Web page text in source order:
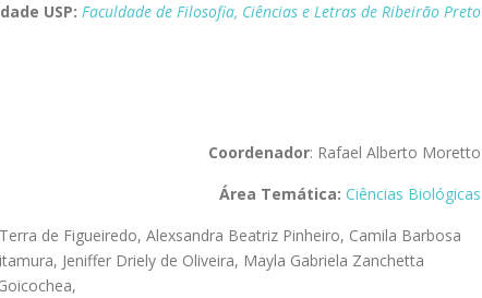
USP: Faculdade de Filosofia, Ciências e Letras de Ribeirão Preto
Coordenador: Rafael Alberto Moretto
Área Temática: Ciências Biológicas
de Figueiredo, Alexsandra Beatriz Pinheiro, Camila Barbosa
, Jeniffer Driely de Oliveira, Mayla Gabriela Zanchetta
,